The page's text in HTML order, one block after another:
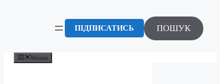
ПІДПИСАТИСЬ ПОШУК
Меню